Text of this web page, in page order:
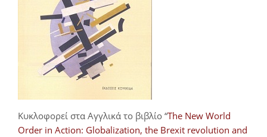
Κυκλοφορεί στα Αγγλικά το βιβλίο “The New World
Order in Action: Globalization, the Brexit revolution and